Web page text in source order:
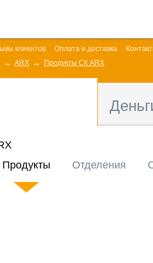
клиентов Оплата и доставка
ARX Продукты СК ARX
Продукты Отделения